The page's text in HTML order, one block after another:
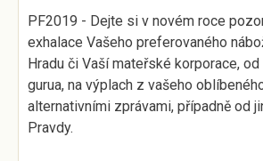
PF2019 - Dejte si v novém roce
exhalace Vašeho preferovaného
Hradu či Vaší mateřské korporace,
gurua, na výplach z vašeho
alternativními zprávami, případně od
Pravdy.